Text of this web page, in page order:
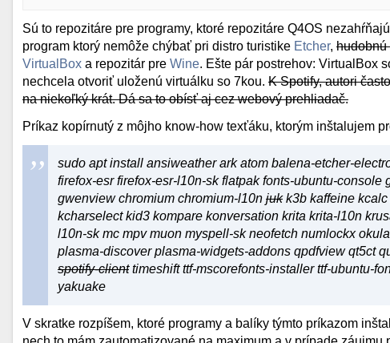
Sú to repozitáre pre programy, ktoré repozitáre Q4OS
program ktorý nemôže chýbať pri distro turistike Etcher,
VirtualBox a repozitár pre Wine. Ešte pár postrehov: VirtualBox
nechcela otvoriť uloženú virtuálku so 7kou. K Spotify, autori
na niekoľký krát. Dá sa to obísť aj cez webový prehliadač.
Príkaz kopírnutý z môjho know-how texťáku, ktorým inštalujem
sudo apt install ansiweather ark atom balena-etcher-
firefox-esr firefox-esr-l10n-sk flatpak fonts-ubuntu-
gwenview chromium chromium-l10n jukk3b kaffeine kcalc
kcharselect kid3 kompare konversation krita krita-l10n
l10n-sk mc mpv muon myspell-sk neofetch numlockx
plasma-discover plasma-widgets-addons qpdfview qt5ct
spotify-clienttimeshift ttf-mscorefonts-installer ttf-ubuntu-
yakuake
V skratke rozpíšem, ktoré programy a balíky týmto príkazom